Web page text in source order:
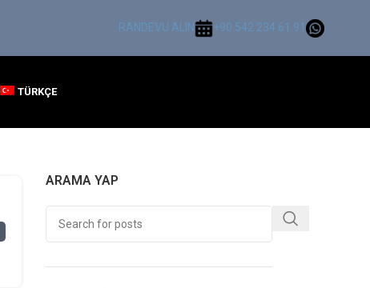
RANDEVU ALIN +90 542 234 61 91
TÜRKÇE
ARAMA YAP